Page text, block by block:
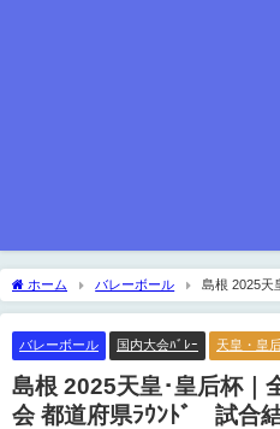
ホーム バレーボール
島根 2025天
都道府県ﾗｳﾝﾄﾞ 試合結果
バレーボール 国内大会ﾊﾞﾚｰ 天皇・皇
島根 2025天皇･皇后杯｜
会 都道府県ﾗｳﾝﾄﾞ 試合